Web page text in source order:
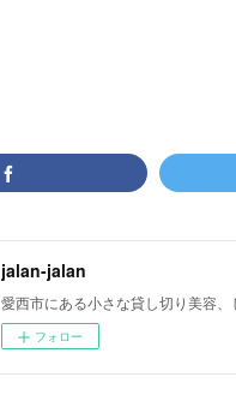
jalan-jalan
愛西市にある小さな貸し切り美容、
フォロー